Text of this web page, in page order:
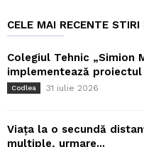
CELE MAI RECENTE STIRI
Colegiul Tehnic „Simion
implementează
Codlea 31 iulie 2026
Viața la o secundă
multiple, urmare...